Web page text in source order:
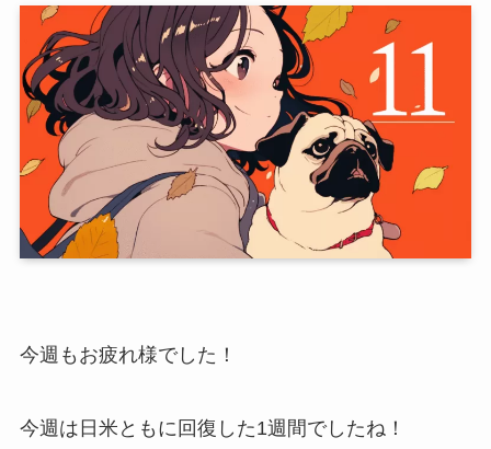
今週もお疲れ様でした！
今週は日米ともに回復した1週間でしたね！